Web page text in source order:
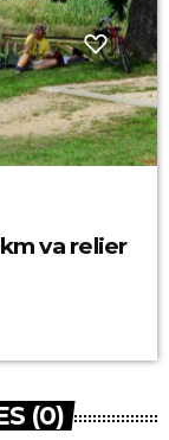
va relier
(0)